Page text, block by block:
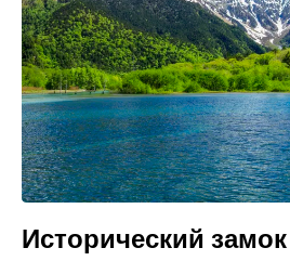
Исторический